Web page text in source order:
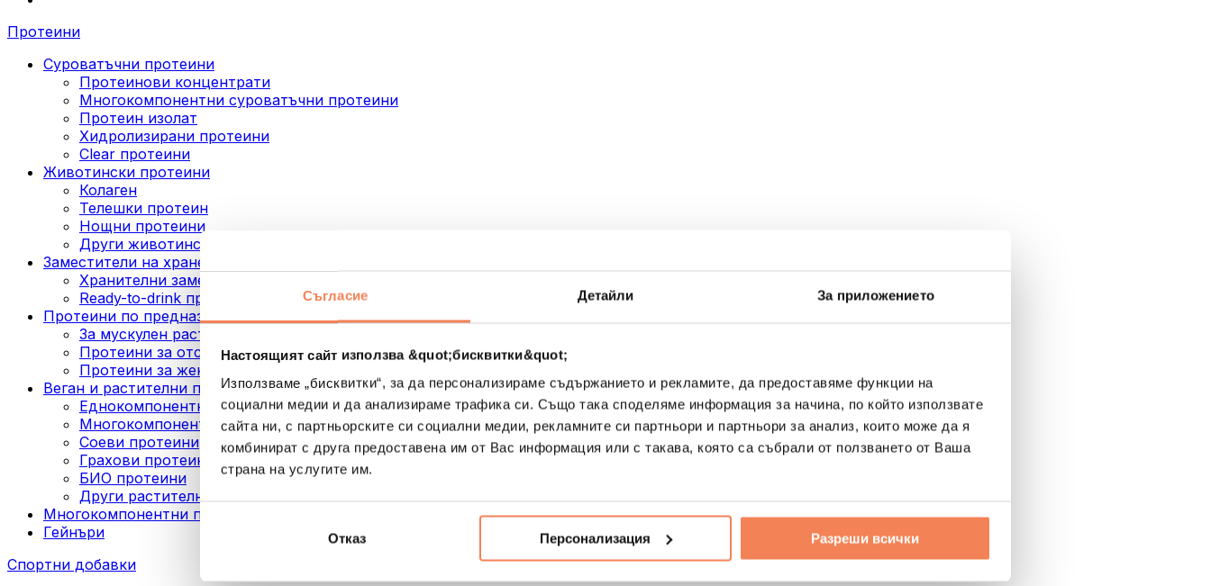
Съгласие Детайли За приложението
Настоящият сайт използва &quot;бисквитки&quot;
Използваме „бисквитки“, за да персонализираме съдържанието и рекламите, да предоставяме функции на
социални медии и да анализираме трафика си. Също така споделяме информация за начина, по който използвате
сайта ни, с партньорските си социални медии, рекламните си партньори и партньори за анализ, които може да я
комбинират с друга предоставена им от Вас информация или с такава, която са събрали от ползването от Ваша
страна на услугите им.
Отказ Персонализация Разреши всички
Протеини
Суроватъчни протеини
Протеинови концентрати
Многокомпонентни суроватъчни протеини
Протеин изолат
Хидролизирани протеини
Clear протеини
Животински протеини
Колаген
Телешки протеин
Нощни протеини
Други животински протеини
Заместители на хранене
Хранителни заместители под формата на прах
Ready-to-drink протеинови напитки
Протеини по предназначение
За мускулен растеж
Протеини за отслабване
Протеини за жени
Веган и растителни протеини
Еднокомпонентни веган протеини
Многокомпонентни веган протеини
Соеви протеини
Грахови протеини
БИО протеини
Други растителни протеини
Многокомпонентни протеини
Гейнъри
Спортни добавки